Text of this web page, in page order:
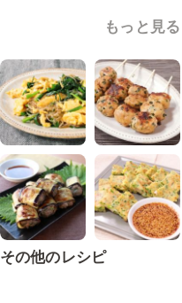
もっと見る
その他のレシピ